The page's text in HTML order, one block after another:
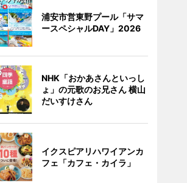
浦安市営東野プール「サマ
ースペシャルDAY」2026
NHK「おかあさんといっし
ょ」の元歌のお兄さん 横山
だいすけさん
イクスピアリハワイアンカ
フェ「カフェ・カイラ」